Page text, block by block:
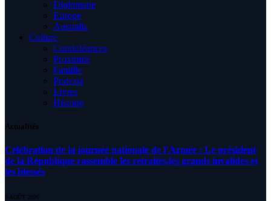
Diplomatie
Europe
Australia
Culture
Condoléances
Proximité
Famille
Podcast
Livres
Histoire
Actualités
Célébration de la journée nationale de l’Armée : Le président
de la République rassemble les retraités,les grands invalides et
les blessés
5 AOÛT 2026